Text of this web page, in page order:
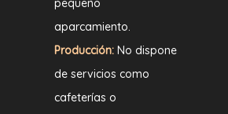
pequeño
aparcamiento.
Producción: No dispone
de servicios como
cafeterías o